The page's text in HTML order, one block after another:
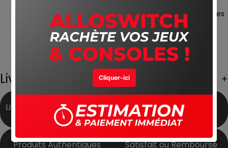
Objectif principal : avancer de zone en zone, vaincre des
ennemis et des boss, et récupérer des objets/bonus
Ton humoristique fidèle à l’univers Astérix, avec
animations colorées et gameplay accessible (plutôt
arcade que “hardcore”).
Livraison Gratuite
Livraison Gratuite partout
au Maroc
Meilleur Prix du Marché
Produits Authentiques Satisfait ou Remboursé